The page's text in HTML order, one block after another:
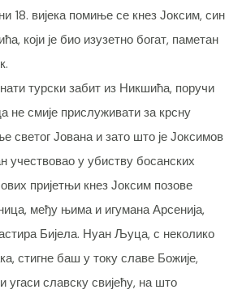
18. вијека помиње се кнез Јоксим, син
који је био изузетно богат, паметан
турски забит из Никшића, поручи
не смије прислуживати за крсну
светог Јована и зато што је Јоксимов
учествовао у убиству босанских
пријетњи кнез Јоксим позове
међу њима и игумана Арсенија,
Бијела. Нуан Љуца, с неколико
стигне баш у току славе Божије,
угаси славску свијећу, на што